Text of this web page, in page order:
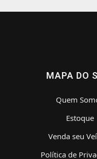
MAPA DO
Quem
Estoque
Venda seu
Política de